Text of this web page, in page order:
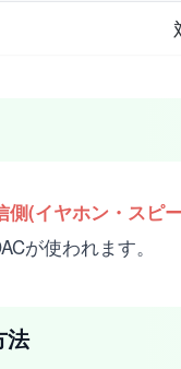
(イヤホン・スピ
が使われます。
法